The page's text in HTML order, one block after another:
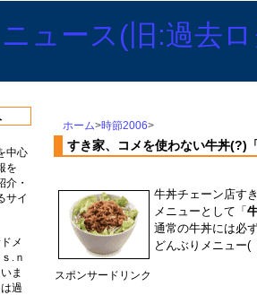
ホーム>時節2006>
すき家、コメを使わない牛丼(?)
牛丼チェーン店す
メニューとして「
通常の牛丼には必
どんぶりメニュー(
スポンサードリンク
中心
を
介・
サイ
メ
.ｎ
ま
過